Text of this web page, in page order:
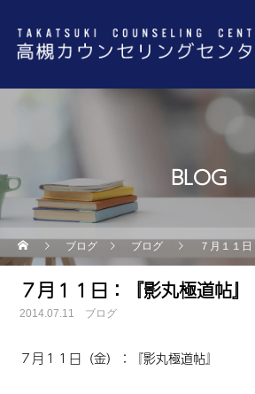
BLOG
ブログ ブログ ７月１１日
７月１１日：『影丸極道帖』
2014.07.11 ブログ
７月１１日（金）：『影丸極道帖』